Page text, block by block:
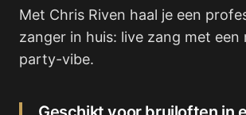
Met Chris Riven haal je een
zanger in huis: live zang met een
party-vibe.